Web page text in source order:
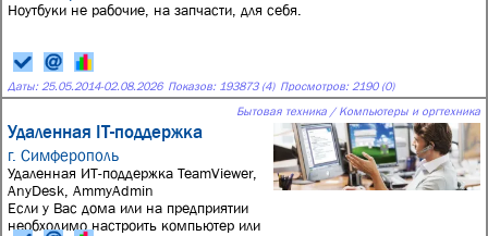
Ноутбуки не рабочие, на запчасти, для себя.
Даты: 25.05.2014-02.08.2026 Показов: 193873 (4) Просмотров: 2190 (0)
Бытовая техника / Компьютеры и оргтехника
Удаленная IT-поддержка
г. Симферополь
Удаленная ИТ-поддержка TeamViewer,
AnyDesk, AmmyAdmin
Если у Вас дома или на предприятии
необходимо настроить компьютер или